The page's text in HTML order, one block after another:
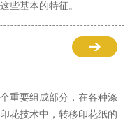
些基本的特征。
重要组成部分，在各种涤
花技术中，转移印花纸的